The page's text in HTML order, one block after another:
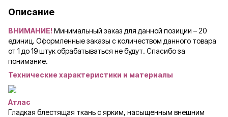
Описание
ВНИМАНИЕ!Минимальный заказ для данной позиции – 20
единиц. Оформленные заказы с количеством данного товара
от 1 до 19 штук обрабатываться не будут. Спасибо за
понимание.
Технические характеристики и материалы
Атлас
Гладкая блестящая ткань с ярким, насыщенным внешним